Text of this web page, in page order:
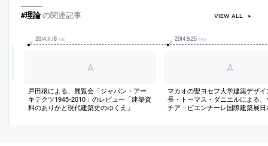
#理論の関連記事
2014.11 18 TUE
戸田穣による、展覧会「ジャパン・アー
キテクツ1945-2010」のレビュー「建築資
料のありかと現代建築史のゆくえ」
2014.9.25 THU
マカオの聖ヨセフ大学建築デザイ
長・トーマス・ダニエルによる、
チア・ビエンナーレ国際建築展日
VIEW ALL